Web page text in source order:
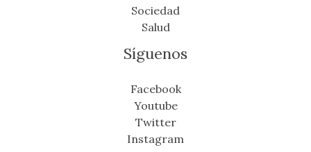
Sociedad
Salud
Síguenos
Facebook
Youtube
Twitter
Instagram